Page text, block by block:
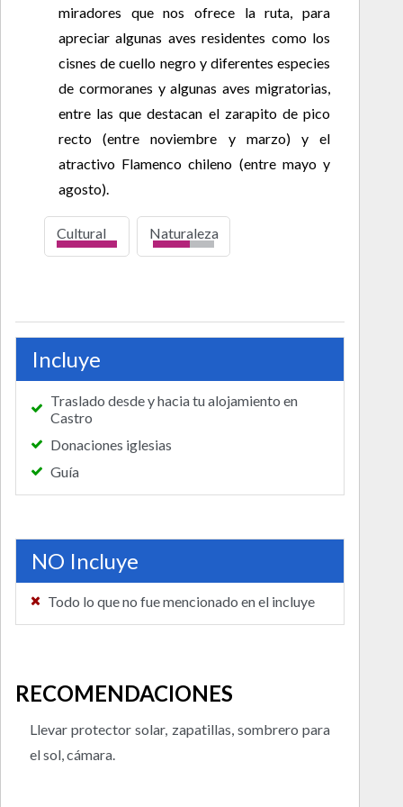
miradores que nos ofrece la ruta, para
apreciar algunas aves residentes como los
cisnes de cuello negro y diferentes especies
de cormoranes y algunas aves migratorias,
entre las que destacan el zarapito de pico
recto (entre noviembre y marzo) y el
atractivo Flamenco chileno (entre mayo y
agosto).
Cultural
alto
Naturaleza
Incluye
Traslado desde y hacia tu alojamiento en
Castro
Donaciones iglesias
Guía
NO Incluye
Todo lo que no fue mencionado en el incluye
RECOMENDACIONES
Llevar protector solar, zapatillas, sombrero para
el sol, cámara.